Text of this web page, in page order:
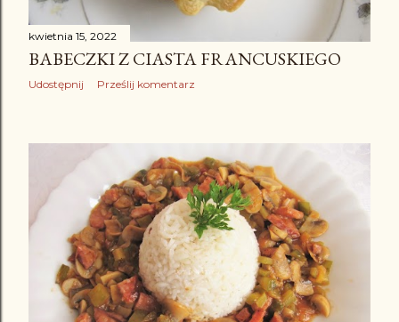
kwietnia 15, 2022
BABECZKI Z CIASTA FRANCUSKIEGO
Udostępnij Prześlij komentarz